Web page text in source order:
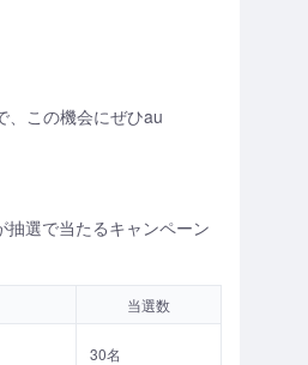
、この機会にぜひau
抽選で当たるキャンペーン
当選数
30名